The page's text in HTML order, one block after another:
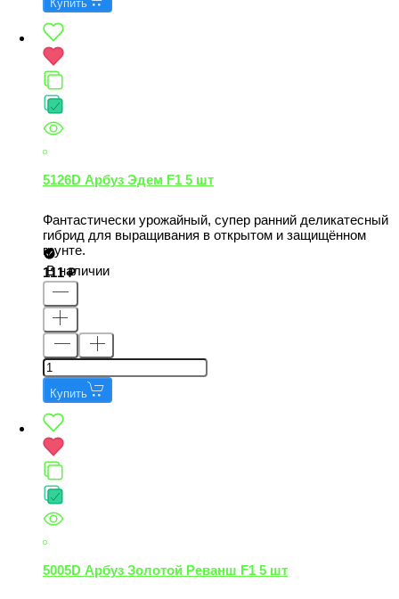
Купить
5126D Арбуз Эдем F1 5 шт
Фантастически урожайный, супер ранний деликатесный
гибрид для выращивания в открытом и защищённом
грунте.
В наличии
111
Купить
5005D Арбуз Золотой Реванш F1 5 шт